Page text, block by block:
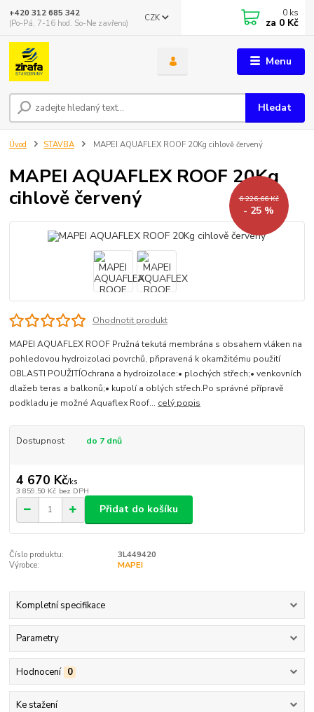
Menu
CZK
Hledat
+420 312 685 342
(Po-Pá, 7-16 hod. So-Ne zavřeno)
0 ks
za 0 Kč
Úvod STAVBA MAPEI AQUAFLEX ROOF 20Kg cihlově červený
MAPEI AQUAFLEX ROOF 20Kg
cihlově červený
6 226,66 Kč
- 25 %
Ohodnotit produkt
MAPEI AQUAFLEX ROOF Pružná tekutá membrána s obsahem vláken na
pohledovou hydroizolaci povrchů, připravená k okamžitému použití
OBLASTI POUŽITÍOchrana a hydroizolace:• plochých střech;• venkovních
dlažeb teras a balkonů;• kupolí a oblých střech.Po správné přípravě
podkladu je možné Aquaflex Roof... celý popis
Dostupnost do 7 dnů
4 670 Kč/ks
3 859,50 Kč bez DPH
Přidat do košíku
Číslo produktu:
3L449420
Výrobce:
MAPEI
Kompletní specifikace
Parametry
Hodnocení 0
Ke stažení